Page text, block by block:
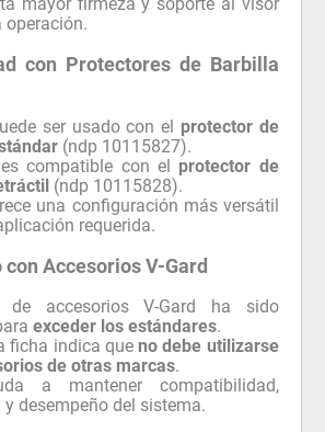
operación.
con Protectores de Barbilla
ser usado con el protector de
(ndp 10115827).
compatible con el protector de
(ndp 10115828).
una configuración más versátil
requerida.
con Accesorios V-Gard
accesorios V-Gard ha sido
exceder los estándares.
ficha indica que no debe utilizarse
de otras marcas.
a mantener compatibilidad,
y desempeño del sistema.